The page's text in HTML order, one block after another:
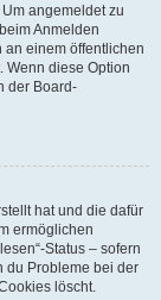
angemeldet zu
Anmelden
einem öffentlichen
Wenn diese Option
der Board-
hat und die dafür
ermöglichen
Status – sofern
du Probleme bei der
löscht.